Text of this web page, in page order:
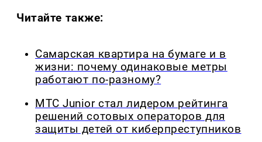
Читайте также:
Самарская квартира на бумаге и в
жизни: почему одинаковые метры
работают по-разному?
МТС Junior стал лидером рейтинга
решений сотовых операторов для
защиты детей от киберпреступников